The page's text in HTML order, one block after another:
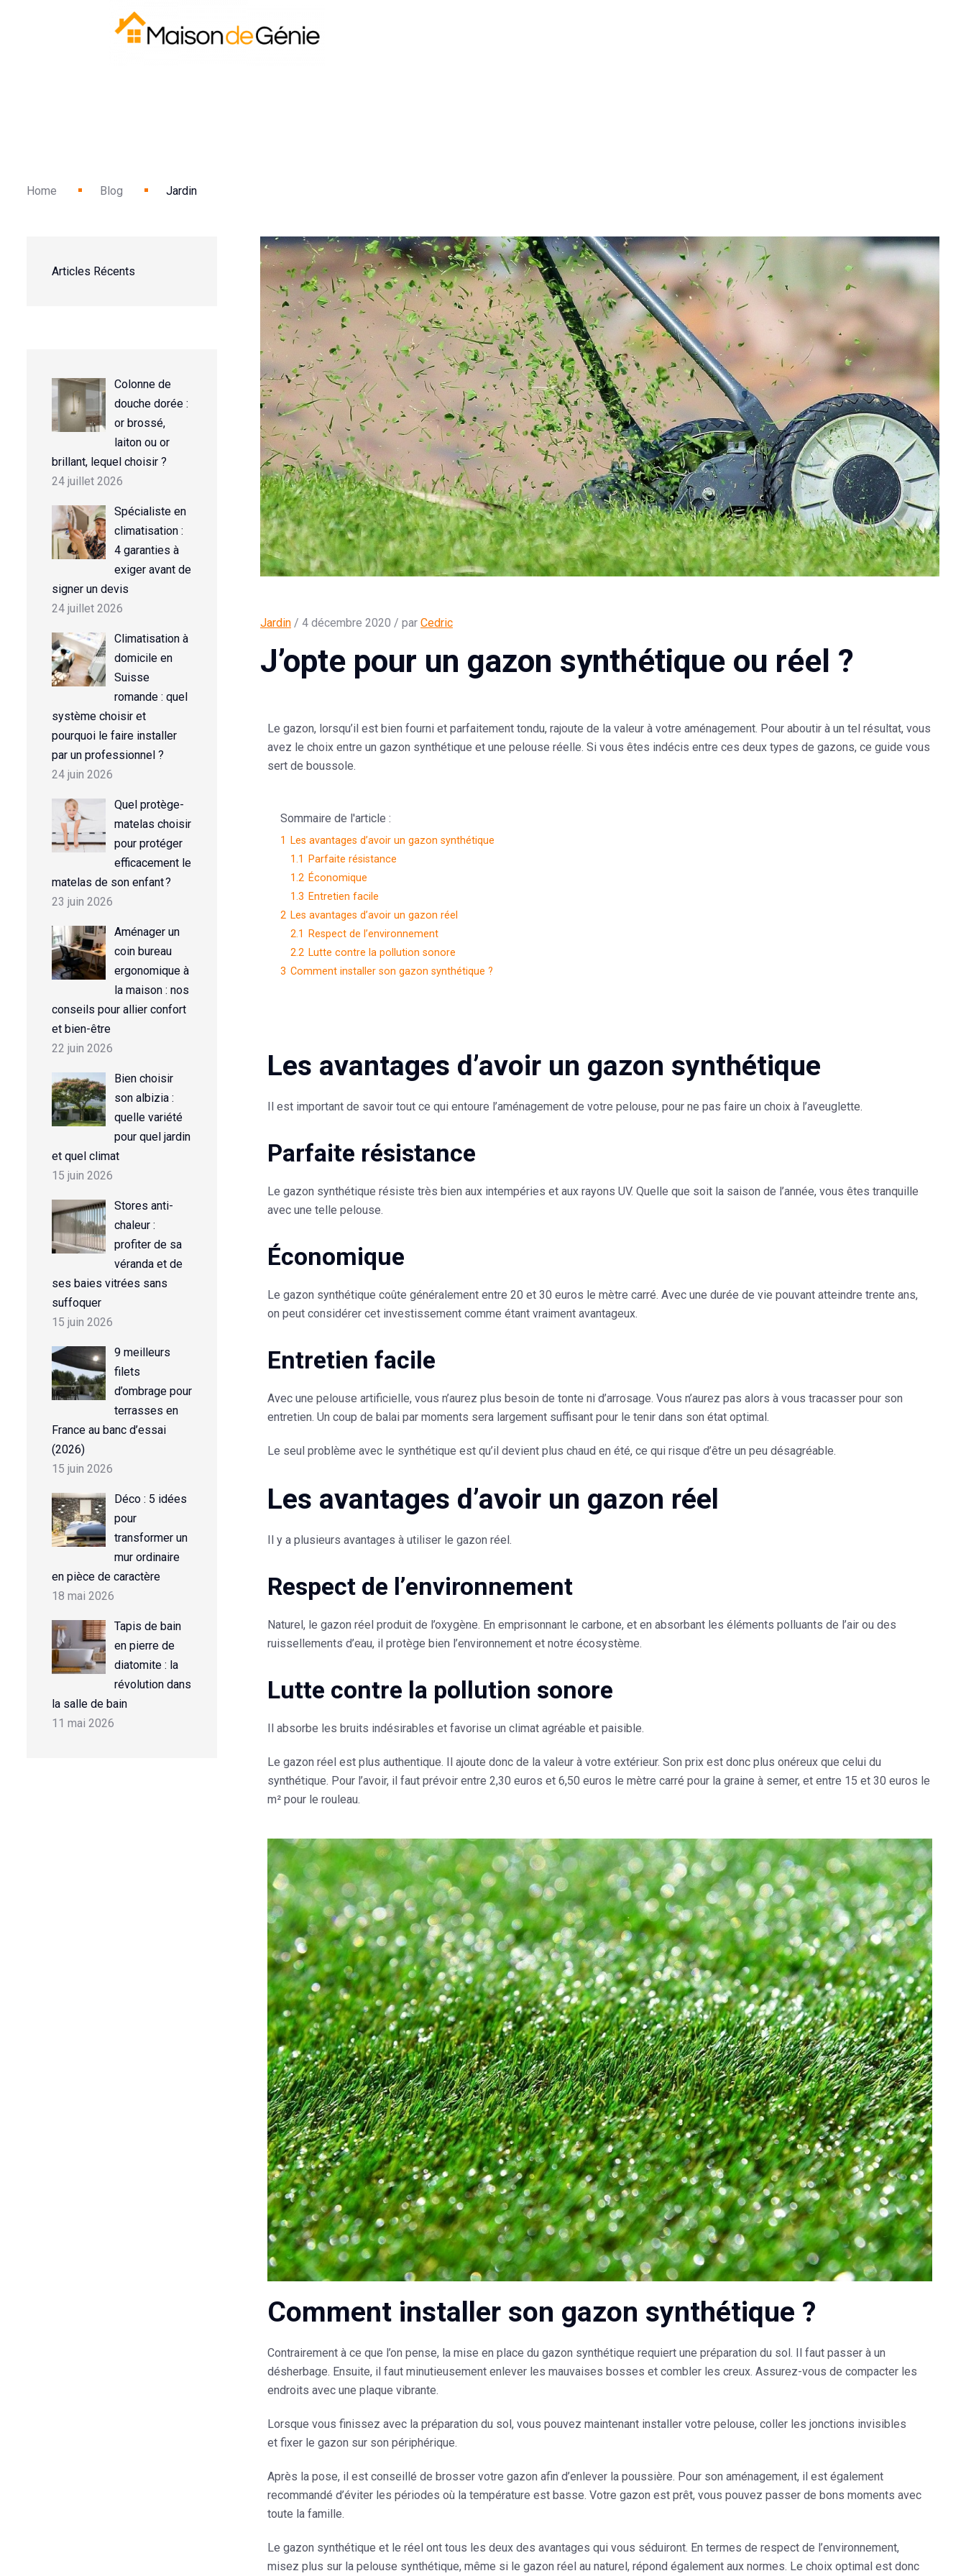
Home Blog Jardin
Articles Récents
Colonne de
douche dorée :
or brossé,
laiton ou or
brillant, lequel choisir ?
24 juillet 2026
Spécialiste en
climatisation :
4 garanties à
exiger avant de
signer un devis
24 juillet 2026
Climatisation à
domicile en
Suisse
romande : quel
système choisir et
pourquoi le faire installer
par un professionnel ?
24 juin 2026
Quel protège-
matelas choisir
pour protéger
efficacement le
matelas de son enfant ?
23 juin 2026
Aménager un
coin bureau
ergonomique à
la maison : nos
conseils pour allier confort
et bien-être
22 juin 2026
Bien choisir
son albizia :
quelle variété
pour quel jardin
et quel climat
15 juin 2026
Stores anti-
chaleur :
profiter de sa
véranda et de
ses baies vitrées sans
suffoquer
15 juin 2026
9 meilleurs
filets
d’ombrage pour
terrasses en
France au banc d’essai
(2026)
15 juin 2026
Déco : 5 idées
pour
transformer un
mur ordinaire
en pièce de caractère
18 mai 2026
Tapis de bain
en pierre de
diatomite : la
révolution dans
la salle de bain
11 mai 2026
Jardin / 4 décembre 2020 / par Cedric
J’opte pour un gazon synthétique ou réel ?
Le gazon, lorsqu’il est bien fourni et parfaitement tondu, rajoute de la valeur à votre aménagement. Pour aboutir à un tel résultat, vous
avez le choix entre un gazon synthétique et une pelouse réelle. Si vous êtes indécis entre ces deux types de gazons, ce guide vous
sert de boussole.
Sommaire de l'article :
1
Les avantages d’avoir un gazon synthétique
1.1
Parfaite résistance
1.2 Économique
1.3 Entretien facile
2 Les avantages d’avoir un gazon réel
2.1
Respect de l’environnement
2.2 Lutte contre la pollution sonore
3 Comment installer son gazon synthétique ?
Les avantages d’avoir un gazon synthétique
Il est important de savoir tout ce qui entoure l’aménagement de votre pelouse, pour ne pas faire un choix à l’aveuglette.
Parfaite résistance
Le gazon synthétique résiste très bien aux intempéries et aux rayons UV. Quelle que soit la saison de l’année, vous êtes tranquille
avec une telle pelouse.
Économique
Le gazon synthétique coûte généralement entre 20 et 30 euros le mètre carré. Avec une durée de vie pouvant atteindre trente ans,
on peut considérer cet investissement comme étant vraiment avantageux.
Entretien facile
Avec une pelouse artificielle, vous n’aurez plus besoin de tonte ni d’arrosage. Vous n’aurez pas alors à vous tracasser pour son
entretien. Un coup de balai par moments sera largement suffisant pour le tenir dans son état optimal.
Le seul problème avec le synthétique est qu’il devient plus chaud en été, ce qui risque d’être un peu désagréable.
Les avantages d’avoir un gazon réel
Il y a plusieurs avantages à utiliser le gazon réel.
Respect de l’environnement
Naturel, le gazon réel produit de l’oxygène. En emprisonnant le carbone, et en absorbant les éléments polluants de l’air ou des
ruissellements d’eau, il protège bien l’environnement et notre écosystème.
Lutte contre la pollution sonore
Il absorbe les bruits indésirables et favorise un climat agréable et paisible.
Le gazon réel est plus authentique. Il ajoute donc de la valeur à votre extérieur. Son prix est donc plus onéreux que celui du
synthétique. Pour l’avoir, il faut prévoir entre 2,30 euros et 6,50 euros le mètre carré pour la graine à semer, et entre 15 et 30 euros le
m² pour le rouleau.
Comment installer son gazon synthétique ?
Contrairement à ce que l’on pense, la mise en place du gazon synthétique requiert une préparation du sol. Il faut passer à un
désherbage. Ensuite, il faut minutieusement enlever les mauvaises bosses et combler les creux. Assurez-vous de compacter les
endroits avec une plaque vibrante.
Lorsque vous finissez avec la préparation du sol, vous pouvez maintenant installer votre pelouse, coller les jonctions invisibles
et fixer le gazon sur son périphérique.
Après la pose, il est conseillé de brosser votre gazon afin d’enlever la poussière. Pour son aménagement, il est également
recommandé d’éviter les périodes où la température est basse. Votre gazon est prêt, vous pouvez passer de bons moments avec
toute la famille.
Le gazon synthétique et le réel ont tous les deux des avantages qui vous séduiront. En termes de respect de l’environnement,
misez plus sur la pelouse synthétique, même si le gazon réel au naturel, répond également aux normes. Le choix optimal est donc